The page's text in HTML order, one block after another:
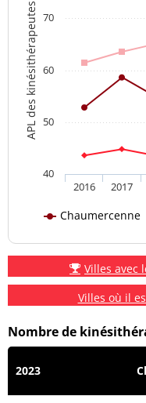
APL des kinésithérapeutes
Chaumercenne
2016 2017
40
50
60
70
Villes avec
Villes où il
Nombre de
2023